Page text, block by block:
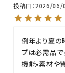
投稿日 2026/06/
例年より夏の
プは必需品で
機能•素材や